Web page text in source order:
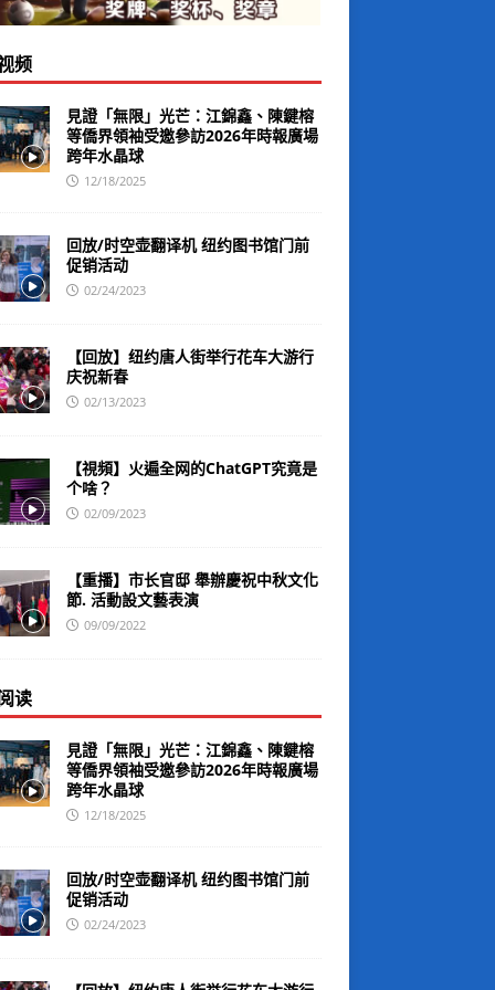
频
見證「無限」光芒：江錦鑫、陳鍵榕
等僑界領袖受邀參訪2026年時報廣場
跨年水晶球
12/18/2025
回放/时空壶翻译机 纽约图书馆门前
促销活动
02/24/2023
【回放】纽约唐人街举行花车大游行
庆祝新春
02/13/2023
【視頻】火遍全网的ChatGPT究竟是
个啥？
02/09/2023
【重播】市长官邸 舉辦慶祝中秋文化
節. 活動設文藝表演
09/09/2022
读
見證「無限」光芒：江錦鑫、陳鍵榕
等僑界領袖受邀參訪2026年時報廣場
跨年水晶球
12/18/2025
回放/时空壶翻译机 纽约图书馆门前
促销活动
02/24/2023